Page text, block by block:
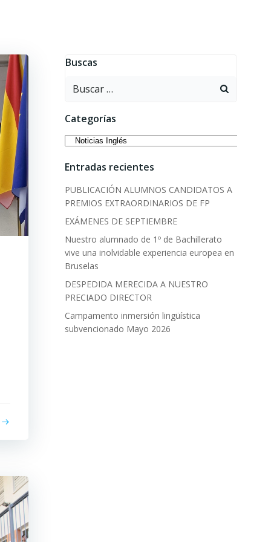
Buscas
Buscar:
Categorías
Categorías
Entradas recientes
PUBLICACIÓN ALUMNOS CANDIDATOS A
PREMIOS EXTRAORDINARIOS DE FP
EXÁMENES DE SEPTIEMBRE
Nuestro alumnado de 1º de Bachillerato
vive una inolvidable experiencia europea en
Bruselas
DESPEDIDA MERECIDA A NUESTRO
PRECIADO DIRECTOR
Campamento inmersión lingüística
subvencionado Mayo 2026